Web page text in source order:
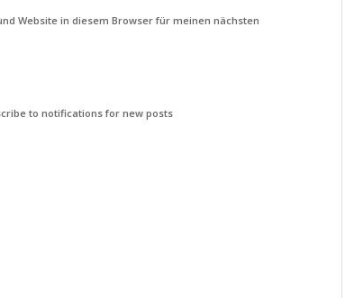
Website in diesem Browser für meinen nächsten
to notifications for new posts